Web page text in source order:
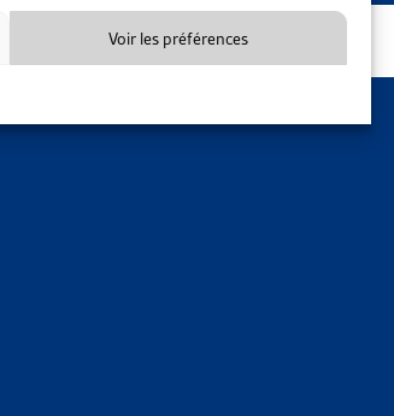
Voir les préférences